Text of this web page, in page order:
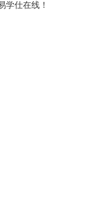
仕在线！